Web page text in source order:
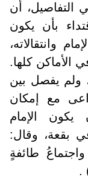
أن
بأن يكون
وانتقالاته،
الأماكن كلها.
ولم يفصل بين
مع إمكان
يكون الإمام
بقعة، وقال:
طائفةٍ
.